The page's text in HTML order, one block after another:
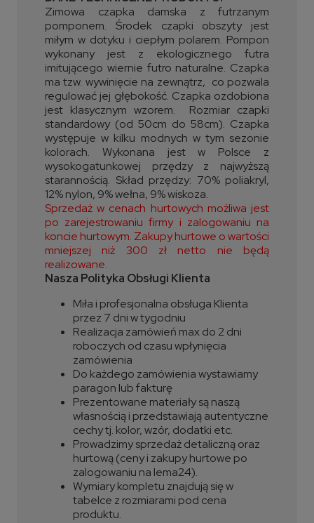
Zimowa czapka damska z futrzanym
pomponem. Środek czapki obszyty jest
miłym w dotyku i ciepłym polarem. Pompon
wykonany jest z ekologicznego futra
imitującego wiernie futro naturalne. Czapka
ma tzw. wywinięcie na zewnątrz, co pozwala
regulować jej głębokość. Czapka ozdobiona
jest klasycznym wzorem. Rozmiar czapki
standardowy (od 50cm do 58cm). Czapka
występuje w kilku modnych w tym sezonie
kolorach. Wykonana jest w Polsce z
wysokogatunkowej przędzy z najwyższą
starannością. Skład przędzy: 70% poliakryl,
12% nylon, 9% wełna, 9% wiskoza.
Sprzedaż w cenach hurtowych możliwa jest
po zarejestrowaniu firmy i zalogowaniu na
koncie hurtowym. Zakupy hurtowe o wartości
mniejszej niż 300 zł netto nie będą
realizowane.
Nasza Polityka Obsługi Klienta
Miła i profesjonalna obsługa Klienta
przez 7 dni w tygodniu
Realizacja zamówień max do 2 dni
roboczych od czasu wpłynięcia
zamówienia
Do każdego zamówienia wystawiamy
paragon lub fakturę
Prezentowane materiały są naszą
własnością i przedstawiają autentyczne
cechy tj. kolor, wzór, dodatki etc.
Prowadzimy sprzedaż detaliczną oraz
hurtową (ceny i zakupy hurtowe po
zalogowaniu na lema24).
Wymiary kompletu znajdują się w
tabelce z rozmiarami pod cena
produktu.